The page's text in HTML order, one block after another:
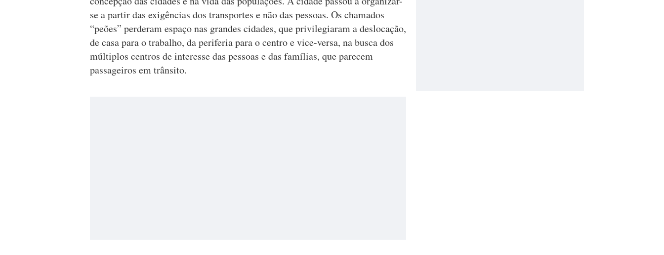
se a partir das exigências dos transportes e não das pessoas. Os chamados
“peões” perderam espaço nas grandes cidades, que privilegiaram a deslocação,
de casa para o trabalho, da periferia para o centro e vice-versa, na busca dos
múltiplos centros de interesse das pessoas e das famílias, que parecem
passageiros em trânsito.